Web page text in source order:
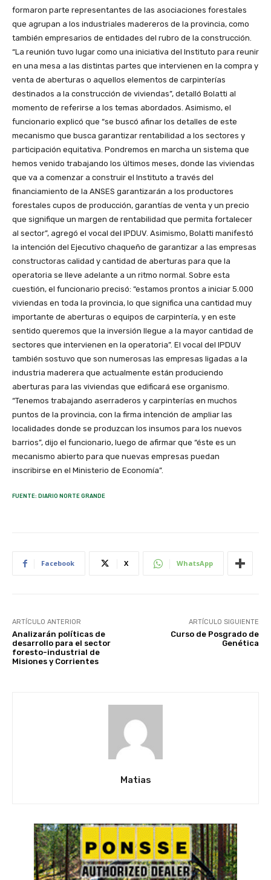
formaron parte representantes de las asociaciones forestales
que agrupan a los industriales madereros de la provincia, como
también empresarios de entidades del rubro de la construcción.
“La reunión tuvo lugar como una iniciativa del Instituto para reunir
en una mesa a las distintas partes que intervienen en la compra y
venta de aberturas o aquellos elementos de carpinterías
destinados a la construcción de viviendas”, detalló Bolatti al
momento de referirse a los temas abordados. Asimismo, el
funcionario explicó que “se buscó afinar los detalles de este
mecanismo que busca garantizar rentabilidad a los sectores y
participación equitativa. Pondremos en marcha un sistema que
hemos venido trabajando los últimos meses, donde las viviendas
que va a comenzar a construir el Instituto a través del
financiamiento de la ANSES garantizarán a los productores
forestales cupos de producción, garantías de venta y un precio
que signifique un margen de rentabilidad que permita fortalecer
al sector”, agregó el vocal del IPDUV. Asimismo, Bolatti manifestó
la intención del Ejecutivo chaqueño de garantizar a las empresas
constructoras calidad y cantidad de aberturas para que la
operatoria se lleve adelante a un ritmo normal. Sobre esta
cuestión, el funcionario precisó: “estamos prontos a iniciar 5.000
viviendas en toda la provincia, lo que significa una cantidad muy
importante de aberturas o equipos de carpintería, y en este
sentido queremos que la inversión llegue a la mayor cantidad de
sectores que intervienen en la operatoria”. El vocal del IPDUV
también sostuvo que son numerosas las empresas ligadas a la
industria maderera que actualmente están produciendo
aberturas para las viviendas que edificará ese organismo.
“Tenemos trabajando aserraderos y carpinterías en muchos
puntos de la provincia, con la firma intención de ampliar las
localidades donde se produzcan los insumos para los nuevos
barrios”, dijo el funcionario, luego de afirmar que “éste es un
mecanismo abierto para que nuevas empresas puedan
inscribirse en el Ministerio de Economía”.
FUENTE: DIARIO NORTE GRANDE
Facebook X WhatsApp
ARTÍCULO ANTERIOR
Analizarán políticas de
desarrollo para el sector
foresto-industrial de
Misiones y Corrientes
ARTÍCULO SIGUIENTE
Curso de Posgrado de
Genética
Matias